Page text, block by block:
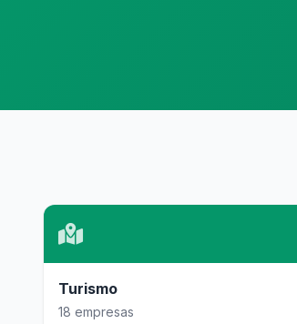
Turismo
18 empresas